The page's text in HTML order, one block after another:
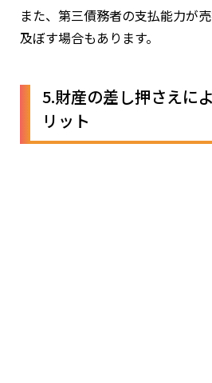
また、第三債務者の支払能力が
及ぼす場合もあります。
5.財産の差し押さえに
リット